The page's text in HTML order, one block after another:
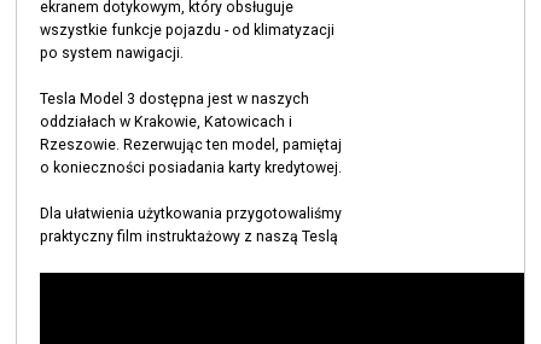
ekranem dotykowym, który obsługuje
wszystkie funkcje pojazdu - od klimatyzacji
po system nawigacji.
Tesla Model 3 dostępna jest w naszych
oddziałach w Krakowie, Katowicach i
Rzeszowie. Rezerwując ten model, pamiętaj
o konieczności posiadania karty kredytowej.
Dla ułatwienia użytkowania przygotowaliśmy
praktyczny film instruktażowy z naszą Teslą